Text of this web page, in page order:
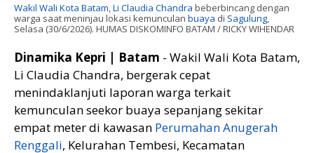
Wakil Wali Kota Batam Li Claudia Chandra beberbincang dengan
warga saat meninjau lokasi kemunculan buaya di Sagulung
Selasa (30/6/2026). HUMAS DISKOMINFO BATAM / RICKY WIHENDAR
Dinamika Kepri | Batam - Wakil Wali Kota Batam,
Li Claudia Chandra, bergerak cepat
menindaklanjuti laporan warga terkait
kemunculan seekor buaya sepanjang sekitar
empat meter di kawasan Perumahan Anugerah
Renggali, Kelurahan Tembesi, Kecamatan